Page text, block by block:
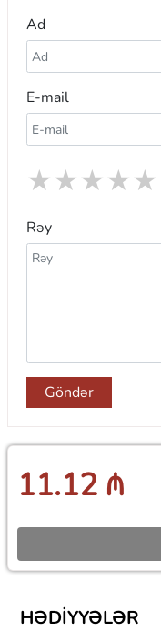
Ad
E-mail
★
★
★
★
★
Rəy
Göndər
11.12 ₼
HƏDIYYƏLƏR